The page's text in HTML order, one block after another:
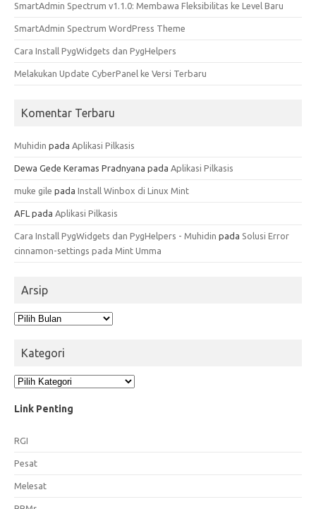
SmartAdmin Spectrum v1.1.0: Membawa Fleksibilitas ke Level Baru
SmartAdmin Spectrum WordPress Theme
Cara Install PygWidgets dan PygHelpers
Melakukan Update CyberPanel ke Versi Terbaru
Komentar Terbaru
Muhidin pada Aplikasi Pilkasis
Dewa Gede Keramas Pradnyana pada Aplikasi Pilkasis
muke gile pada Install Winbox di Linux Mint
AFL pada Aplikasi Pilkasis
Cara Install PygWidgets dan PygHelpers - Muhidin pada Solusi Error
cinnamon-settings pada Mint Umma
Arsip
Arsip
Kategori
Kategori
Link Penting
RGI
Pesat
Melesat